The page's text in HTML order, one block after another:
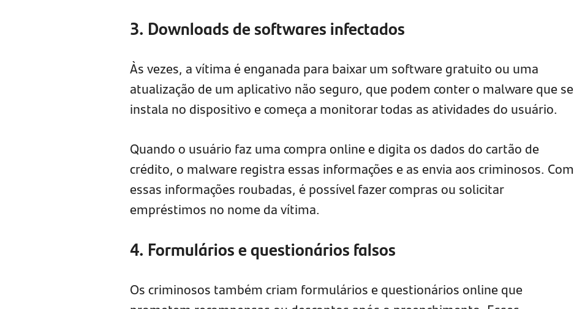
3. Downloads de softwares infectados
Às vezes, a vítima é enganada para baixar um software gratuito ou uma
atualização de um aplicativo não seguro, que podem conter o malware que se
instala no dispositivo e começa a monitorar todas as atividades do usuário.
Quando o usuário faz uma compra online e digita os dados do cartão de
crédito, o malware registra essas informações e as envia aos criminosos. Com
essas informações roubadas, é possível fazer compras ou solicitar
empréstimos no nome da vítima.
4. Formulários e questionários falsos
Os criminosos também criam formulários e questionários online que